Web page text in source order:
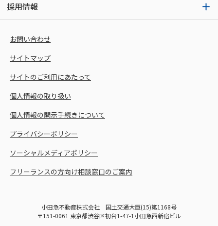
採用情報
お問い合わせ
サイトマップ
サイトのご利用にあたって
個人情報の取り扱い
個人情報の開示手続きについて
プライバシーポリシー
ソーシャルメディアポリシー
フリーランスの方向け相談窓口のご案内
小田急不動産株式会社 国土交通大臣(15)第1168号
〒151-0061 東京都渋谷区初台1-47-1小田急西新宿ビル